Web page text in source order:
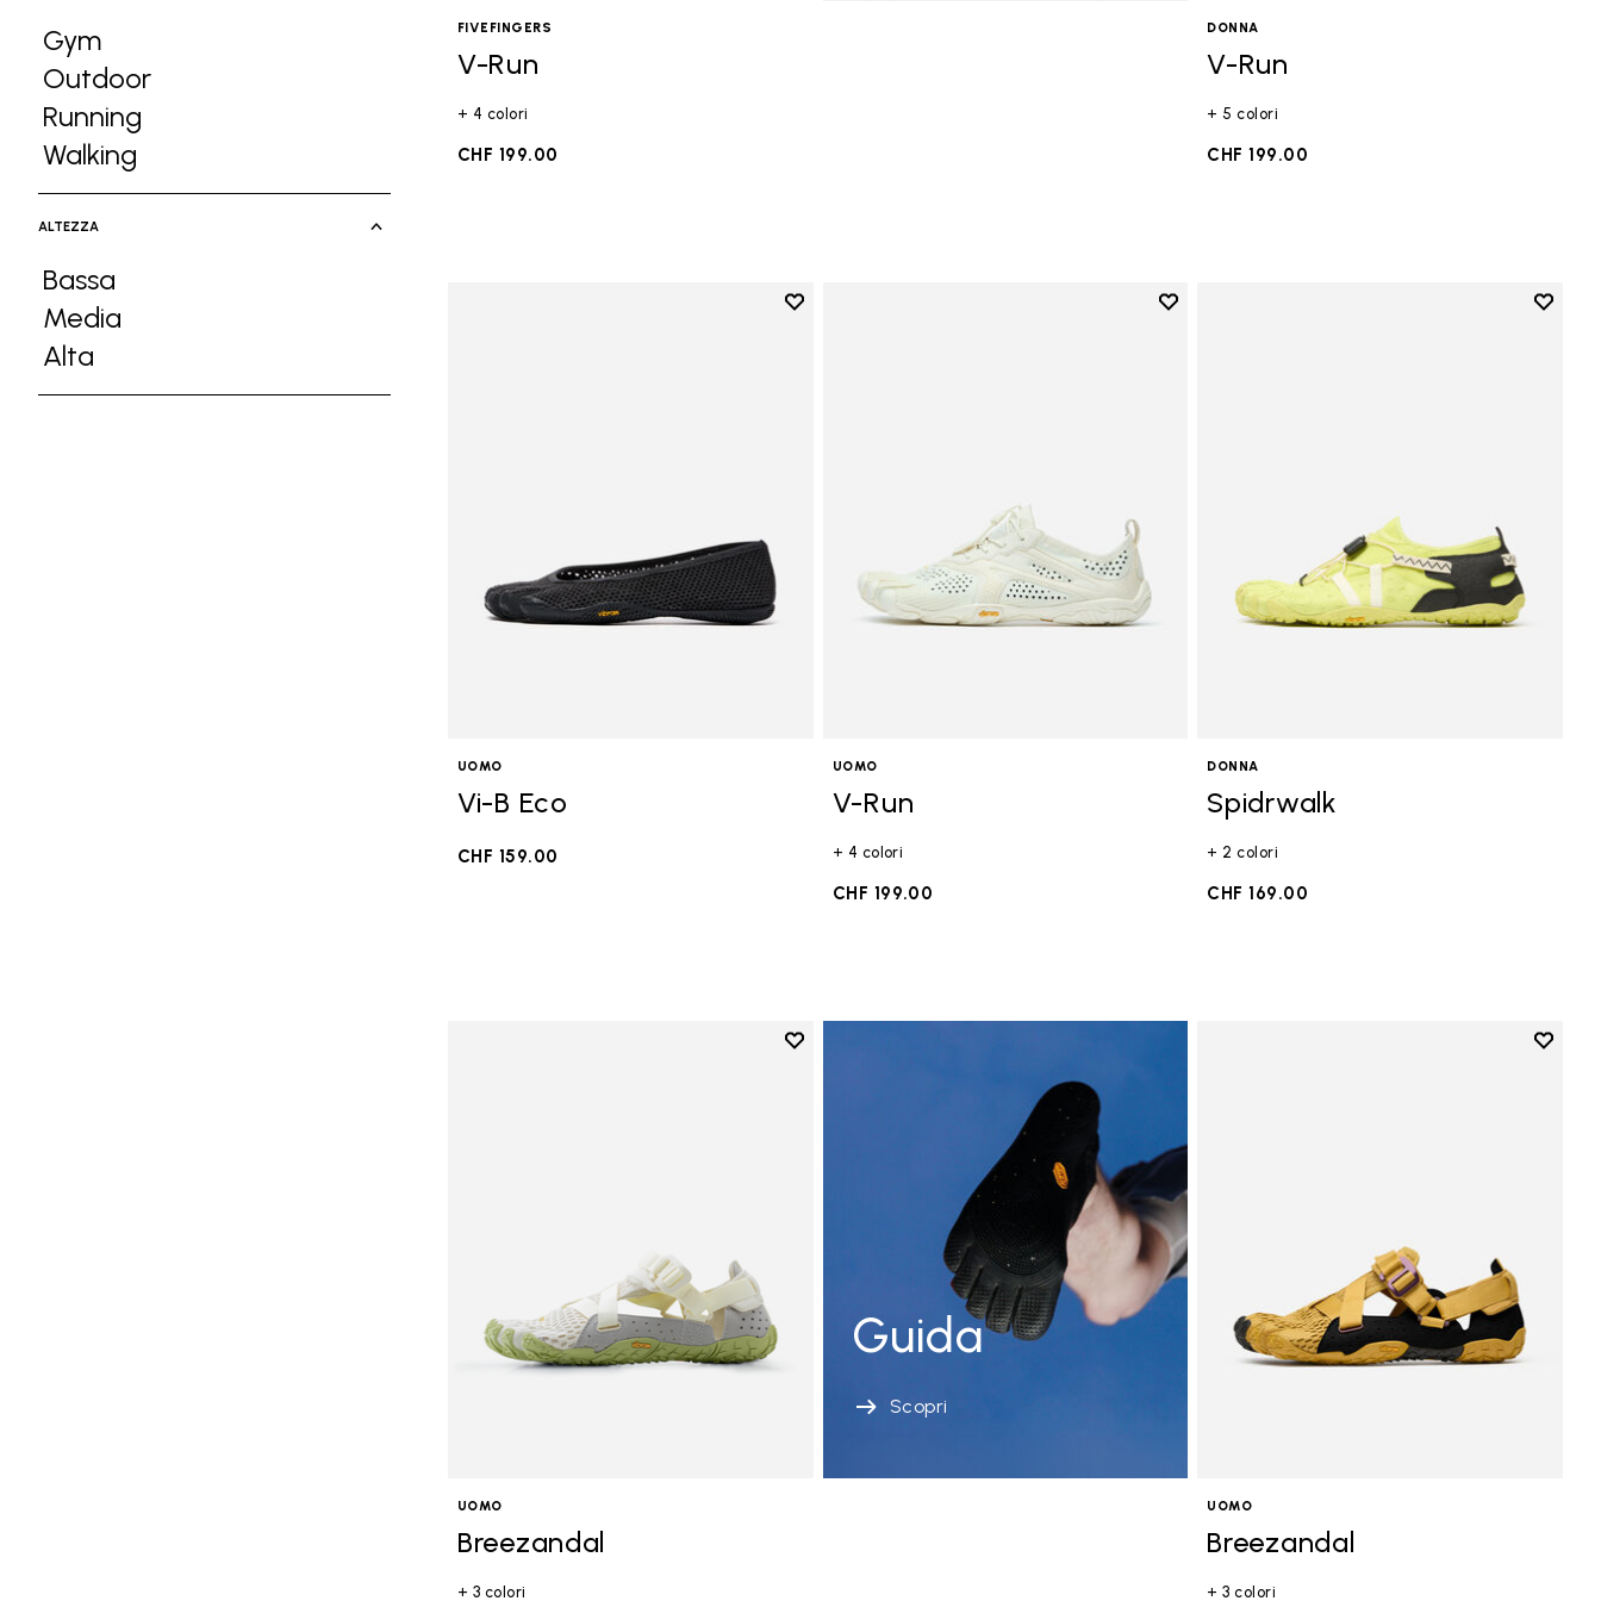
Gym
Refine by Attività: Gym
Outdoor
Refine by Attività: Outdoor
Running
Refine by Attività: Running
Walking
Refine by Attività: Walking
ALTEZZA
Bassa
Refine by Altezza: Bassa
Media
Refine by Altezza: Media
Alta
Refine by Altezza: Alta
FIVEFINGERS
V-Run
+ 4 colori
CHF 199.00
DONNA
V-Run
+ 5 colori
CHF 199.00
Add to wishlist
UOMO
Vi-B Eco
CHF 159.00
Add to wishlist
UOMO
V-Run
+ 4 colori
CHF 199.00
Add to
DONNA
Spidrwalk
+ 2 colori
CHF 169.00
Add to wishlist
UOMO
Breezandal
+ 3 colori
Guida
Scopri
Add to
UOMO
Breezandal
+ 3 colori